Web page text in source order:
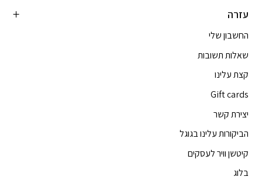
עזרה
החשבון שלי
שאלות תשובות
קצת עלינו
Gift cards
יצירת קשר
הביקורות עלינו בגוגל
קיטשן וויר לעסקים
בלוג